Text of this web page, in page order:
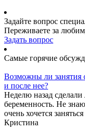
Задайте вопрос
Переживаете за
Задать вопрос
Самые горячие
Возможны ли занятия
и после нее?
Неделю назад
беременность. Не
очень хочется
Кристина